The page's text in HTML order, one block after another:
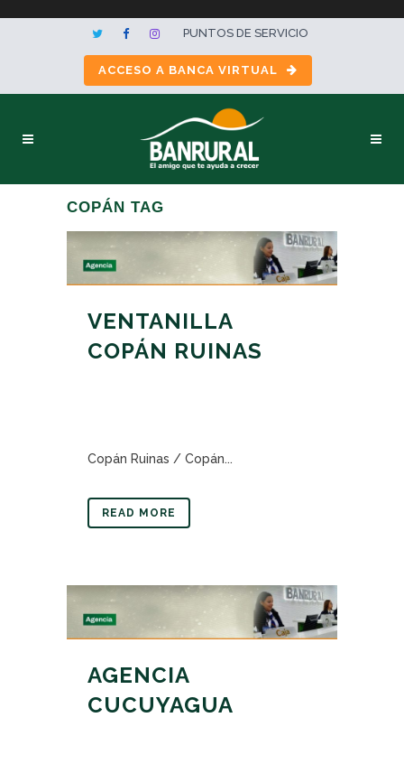
PUNTOS DE SERVICIO
ACCESO A BANCA VIRTUAL
COPÁN TAG
VENTANILLA
COPÁN RUINAS
Copán Ruinas / Copán...
READ MORE
AGENCIA
CUCUYAGUA